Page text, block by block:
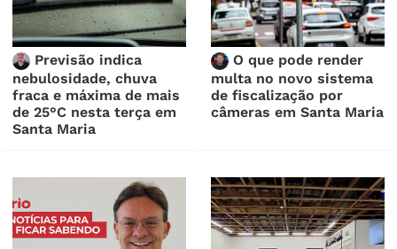
Previsão indica
nebulosidade, chuva
fraca e máxima de mais
de 25°C nesta terça em
Santa Maria
O que pode render
multa no novo sistema
de fiscalização por
câmeras em Santa Maria